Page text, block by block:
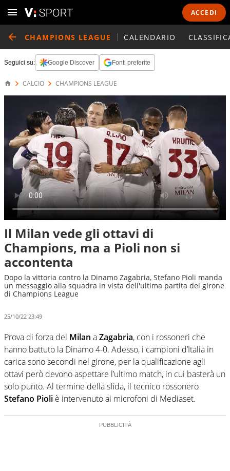
ACCEDI
CHAMPIONS LEAGUE CALENDARIO
Seguici su: Google Discover Fonti preferite
CALCIO CHAMPIONS LEAGUE
Il Milan vede gli ottavi di
Champions, ma a Pioli non si
accontenta
Dopo la vittoria contro la Dinamo Zagabria, Stefano Pioli manda
un messaggio alla squadra in vista dell'ultima partita del girone
di Champions League
25/10/22 23:49
Prova di forza del Milan aZagabria, con i rossoneri che
hanno battuto la Dinamo 4-0. Adesso, i campioni d’Italia in
carica sono secondi nel girone, per la qualificazione agli
ottavi però devono aspettare l’ultimo match, in cui basterà un
solo punto. Al termine della sfida, il tecnico rossonero
Stefano Pioli è intervenuto ai microfoni di Mediaset.